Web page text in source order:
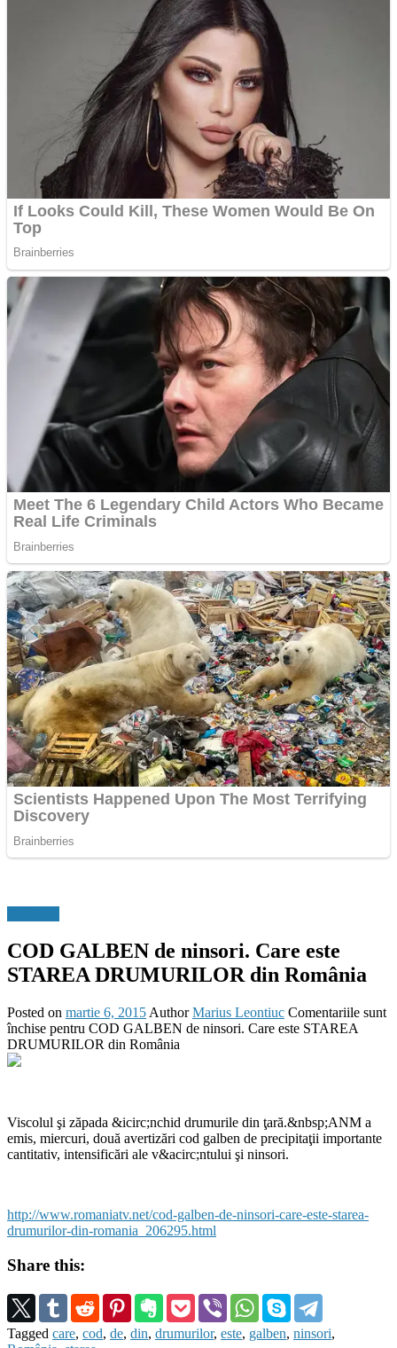
COD GALBEN de ninsori. Care este
STAREA DRUMURILOR din România
Posted on martie 6, 2015 Author Marius Leontiuc Comentariile sunt
închise pentru COD GALBEN de ninsori. Care este STAREA
DRUMURILOR din România
Viscolul şi zăpada &icirc;nchid drumurile din ţară.&nbsp;ANM a
emis, miercuri, două avertizări cod galben de precipitaţii importante
cantitativ, intensificări ale v&acirc;ntului şi ninsori.
http://www.romaniatv.net/cod-galben-de-ninsori-care-este-starea-
drumurilor-din-romania_206295.html
Share this:
Tagged care, cod, de, din, drumurilor, este, galben, ninsori,